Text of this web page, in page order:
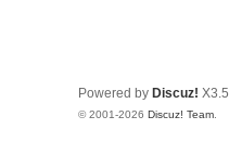
Powered by Discuz! X3.5
© 2001-2026 Discuz! Team